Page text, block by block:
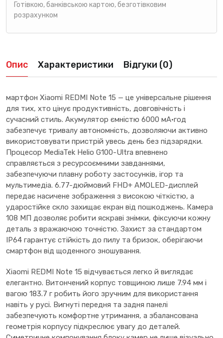
Готівкою, банківською картою, безготівковим
розрахунком
Опис Характеристики Відгуки (0)
мартфон Xiaomi REDMI Note 15 — це універсальне рішення
для тих, хто цінує продуктивність, довговічність і
сучасний стиль. Акумулятор ємністю 6000 мА·год
забезпечує тривалу автономність, дозволяючи активно
використовувати пристрій увесь день без підзарядки.
Процесор MediaTek Helio G100-Ultra впевнено
справляється з ресурсоємними завданнями,
забезпечуючи плавну роботу застосунків, ігор та
мультимедіа. 6.77-дюймовий FHD+ AMOLED-дисплей
передає насичене зображення з високою чіткістю, а
ударостійке скло захищає екран від пошкоджень. Камера
108 МП дозволяє робити яскраві знімки, фіксуючи кожну
деталь з вражаючою точністю. Захист за стандартом
IP64 гарантує стійкість до пилу та бризок, оберігаючи
смартфон від щоденного зношування.
Xiaomi REDMI Note 15 відчувається легко й виглядає
елегантно. Витончений корпус товщиною лише 7.94 мм і
вагою 183.7 г робить його зручним для використання
навіть у русі. Вигнуті передня та задня панелі
забезпечують комфортне утримання, а збалансована
геометрія корпусу підкреслює увагу до деталей.